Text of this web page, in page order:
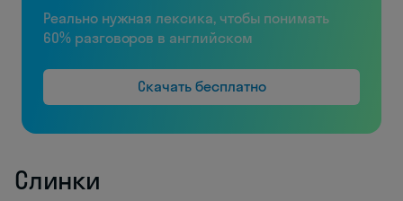
Реально нужная лексика, чтобы понимать
60% разговоров в английском
Скачать бесплатно
Слинки